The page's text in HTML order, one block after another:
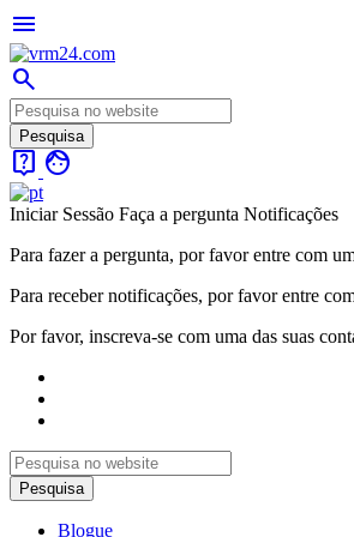
menu
search
live_help face
Iniciar Sessão Faça a pergunta Notificações
Para fazer a pergunta, por favor entre com
Para receber notificações, por favor entre
Por favor, inscreva-se com uma das suas
Blogue